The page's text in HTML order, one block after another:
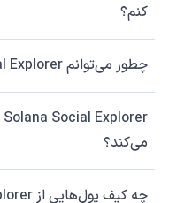
کنم؟
چطور می‌توانم Solana Social Explorer بخرم یا بفروشم؟
می‌کند؟